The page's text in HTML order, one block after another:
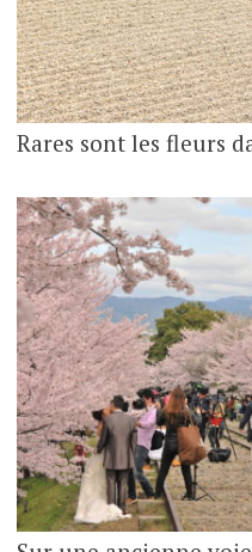
Rares sont les fleurs